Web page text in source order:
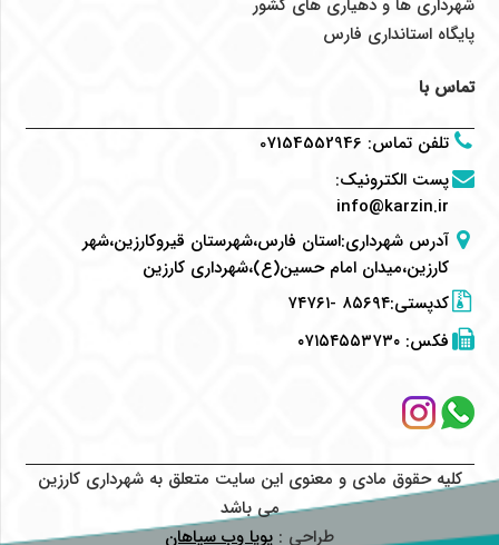
پایگاه استانداری فارس
تماس با
تلفن تماس:
07154552946
پست الکترونیک:
info@karzin.ir
آدرس شهرداری:استان فارس،شهرستان قیروکارزین،شهر
کارزین،میدان امام حسین(ع)،شهرداری کارزین
کدپستی:۸۵۶۹۴ -۷۴۷۶۱
فکس:۰۷۱۵۴۵۵۳۷۳۰
کلیه حقوق مادی و معنوی این سایت متعلق به شهرداری کارزین
می باشد
طراحی : پویا وب سپاهان